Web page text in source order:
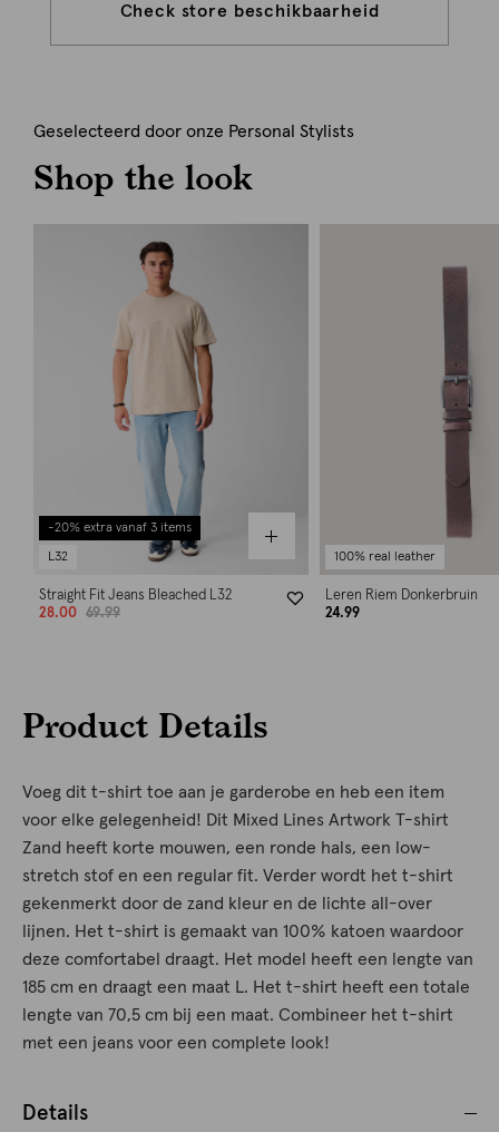
Check store beschikbaarheid
Geselecteerd door onze Personal Stylists
Shop the look
-20% extra vanaf 3 items
L32
Straight Fit Jeans Bleached L32
28.00
69.99
100% real leather
Leren Riem Donkerbruin
24.99
Product Details
Voeg dit t-shirt toe aan je garderobe en heb een item
voor elke gelegenheid! Dit Mixed Lines Artwork T-shirt
Zand heeft korte mouwen, een ronde hals, een low-
stretch stof en een regular fit. Verder wordt het t-shirt
gekenmerkt door de zand kleur en de lichte all-over
lijnen. Het t-shirt is gemaakt van 100% katoen waardoor
deze comfortabel draagt. Het model heeft een lengte van
185 cm en draagt een maat L. Het t-shirt heeft een totale
lengte van 70,5 cm bij een maat. Combineer het t-shirt
met een jeans voor een complete look!
Details